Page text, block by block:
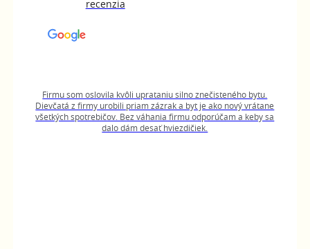
recenzia
Firmu som oslovila kvôli uprataniu silno znečisteného bytu.
Dievčatá z firmy urobili priam zázrak a byt je ako nový vrátane
všetkých spotrebičov. Bez váhania firmu odporúčam a keby sa
dalo dám desať hviezdičiek.